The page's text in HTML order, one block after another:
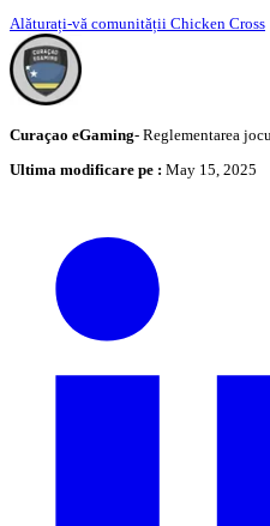
Alăturați-vă comunității Chicken Cross
Curaçao eGaming- Reglementarea
Ultima modificare pe : May 15, 2025